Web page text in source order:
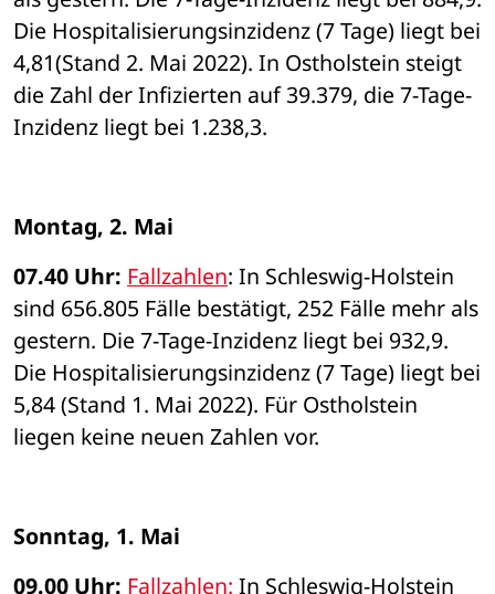
Die Hospitalisierungsinzidenz (7 Tage) liegt bei
4,81(Stand 2. Mai 2022). In Ostholstein steigt
die Zahl der Infizierten auf 39.379, die 7-Tage-
Inzidenz liegt bei 1.238,3.
Montag, 2. Mai
07.40 Uhr: Fallzahlen: In Schleswig-Holstein
sind 656.805 Fälle bestätigt, 252 Fälle mehr als
gestern. Die 7-Tage-Inzidenz liegt bei 932,9.
Die Hospitalisierungsinzidenz (7 Tage) liegt bei
5,84 (Stand 1. Mai 2022). Für Ostholstein
liegen keine neuen Zahlen vor.
Sonntag, 1. Mai
09.00 Uhr: Fallzahlen: In Schleswig-Holstein